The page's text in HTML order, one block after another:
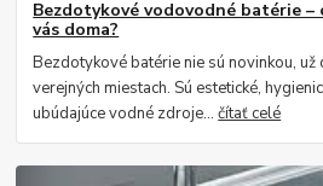
Bezdotykové vodovodné batérie
vás doma?
Bezdotykové batérie nie sú novinkou, už
verejných miestach. Sú estetické,
ubúdajúce vodné zdroje...čítať celé